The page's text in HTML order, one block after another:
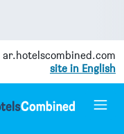
ar.hotelscombined.com
site in English